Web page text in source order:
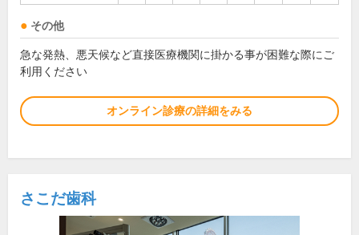
その他
急な発熱、悪天候など直接医療機関に掛かる事が困難な際にご
利用ください
オンライン診療の詳細をみる
さこだ歯科